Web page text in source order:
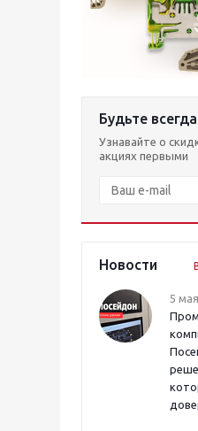
Будьте
Узнавайте о
акциях первыми
Новости
5